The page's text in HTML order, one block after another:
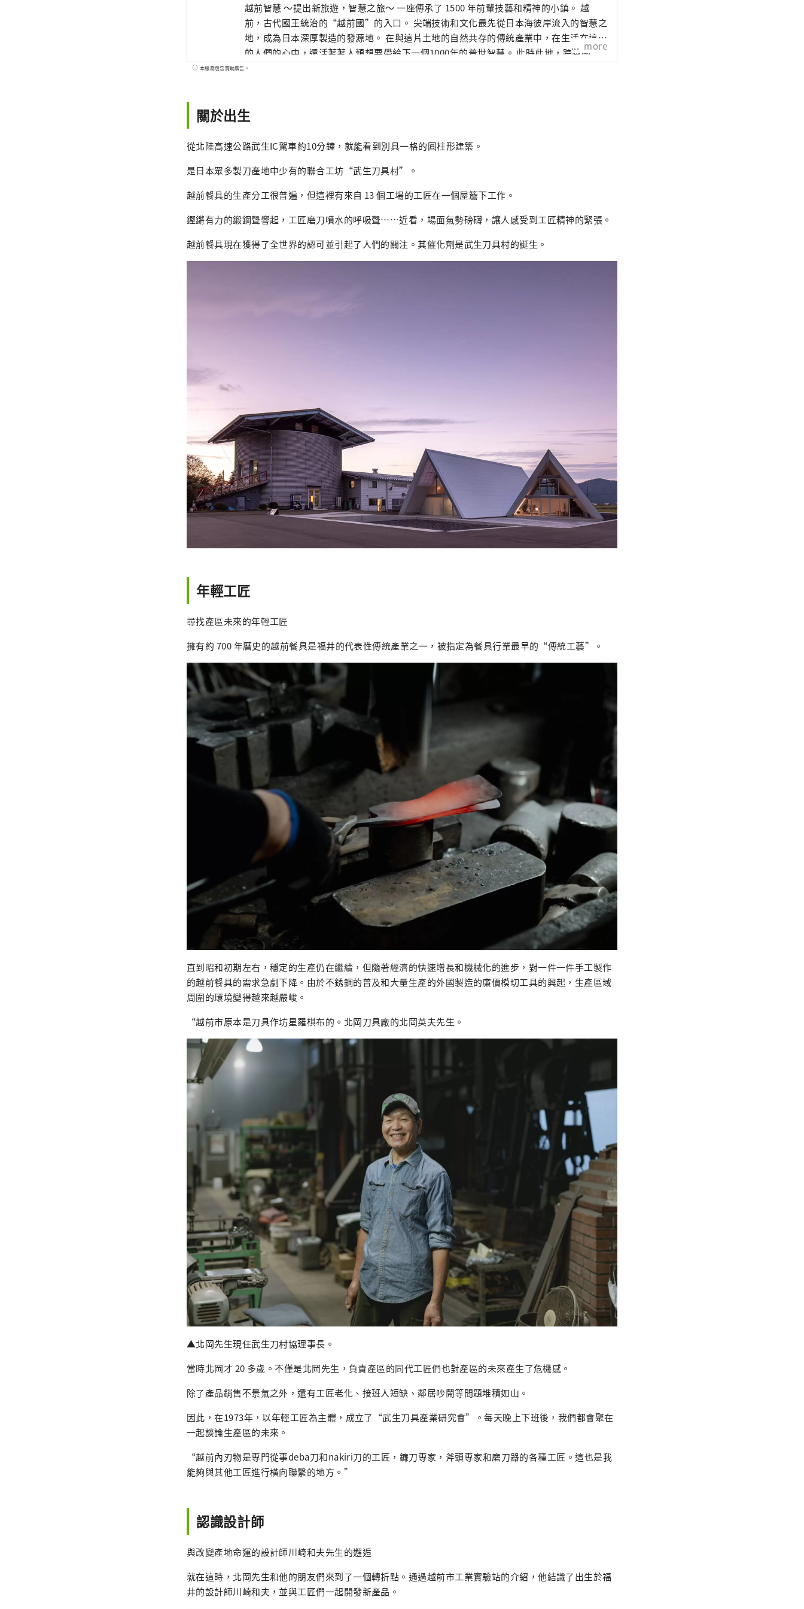
越前智慧 ～提出新旅遊，智慧之旅～ 一座傳承了 1500 年前輩技藝和精神的小鎮。 越
前，古代國王統治的“越前國”的入口。 尖端技術和文化最先從日本海彼岸流入的智慧之
地，成為日本深厚製造的發源地。 在與這片土地的自然共存的傳統產業中，在生活在這裡
的人們的心中，還活著著人類想要帶給下一個1000年的普世智慧。 此時此地，跨越國
界、跨越時空的交流孕育著未來。 尋找光的新探索。 歡迎來到越前。
more
本服務包含贊助廣告。
關於出生
從北陸高速公路武生IC駕車約10分鐘，就能看到別具一格的圓柱形建築。
是日本眾多製刀產地中少有的聯合工坊“武生刀具村”。
越前餐具的生產分工很普遍，但這裡有來自 13 個工場的工匠在一個屋簷下工作。
鏗鏘有力的鍛鋼聲響起，工匠磨刀噴水的呼吸聲……近看，場面氣勢磅礴，讓人感受到工匠精神的緊張。
越前餐具現在獲得了全世界的認可並引起了人們的關注。其催化劑是武生刀具村的誕生。
年輕工匠
尋找產區未來的年輕工匠
擁有約 700 年曆史的越前餐具是福井的代表性傳統產業之一，被指定為餐具行業最早的“傳統工藝”。
直到昭和初期左右，穩定的生產仍在繼續，但隨著經濟的快速增長和機械化的進步，對一件一件手工製作
的越前餐具的需求急劇下降。由於不銹鋼的普及和大量生產的外國製造的廉價模切工具的興起，生產區域
周圍的環境變得越來越嚴峻。
“越前市原本是刀具作坊星羅棋布的。北岡刀具廠的北岡英夫先生。
▲北岡先生現任武生刀村協理事長。
當時北岡才 20 多歲。不僅是北岡先生，負責產區的同代工匠們也對產區的未來產生了危機感。
除了產品銷售不景氣之外，還有工匠老化、接班人短缺、鄰居吵鬧等問題堆積如山。
因此，在1973年，以年輕工匠為主體，成立了“武生刀具產業研究會”。每天晚上下班後，我們都會聚在
一起談論生產區的未來。
“越前內刃物是專門從事deba刀和nakiri刀的工匠，鐮刀專家，斧頭專家和磨刀器的各種工匠。這也是我
能夠與其他工匠進行橫向聯繫的地方。”
認識設計師
與改變產地命運的設計師川崎和夫先生的邂逅
就在這時，北岡先生和他的朋友們來到了一個轉折點。通過越前市工業實驗站的介紹，他結識了出生於福
井的設計師川崎和夫，並與工匠們一起開發新產品。